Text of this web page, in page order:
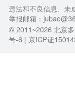
违法和不良信息、未
举报邮箱：
© 2011~2026北京多
号-6 | 京ICP证